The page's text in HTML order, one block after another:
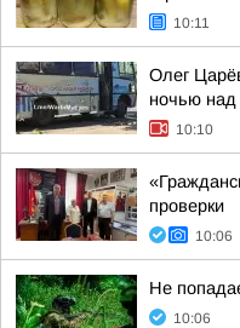
10:11
Олег
ночью над
10:10
проверки
10:06
Не
10:06